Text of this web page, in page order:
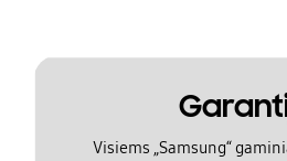
Visiems „Samsung“